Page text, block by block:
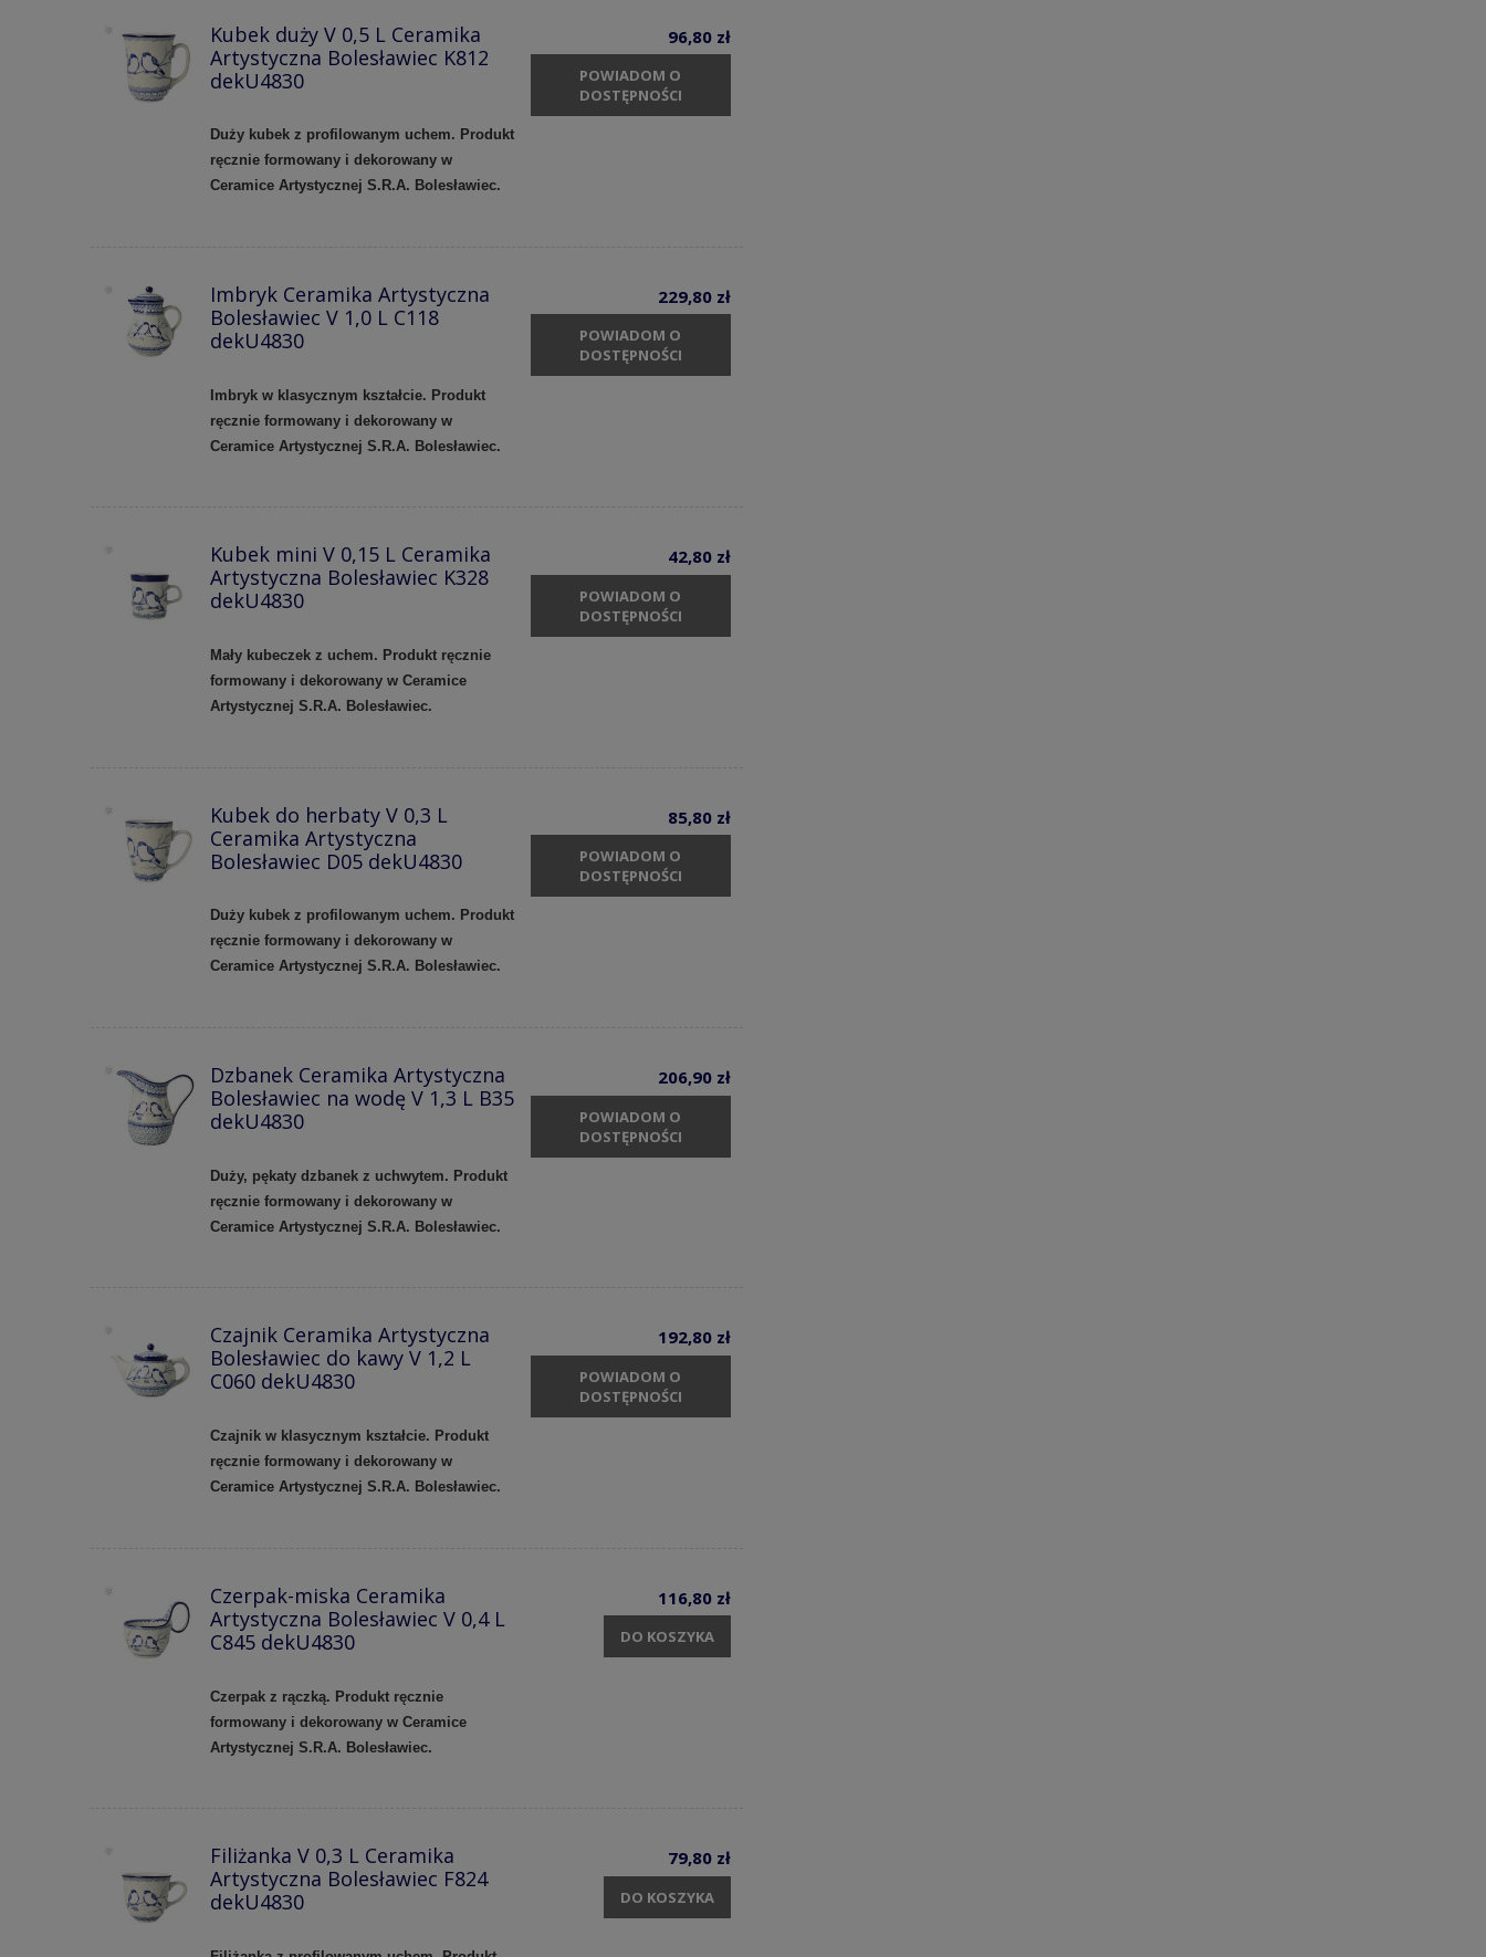
Kubek duży V 0,5 L Ceramika
Artystyczna Bolesławiec K812
dekU4830
Duży kubek z profilowanym uchem. Produkt
ręcznie formowany i dekorowany w
Ceramice Artystycznej S.R.A. Bolesławiec.
96,80 zł
POWIADOM O
DOSTĘPNOŚCI
Imbryk Ceramika Artystyczna
Bolesławiec V 1,0 L C118
dekU4830
Imbryk w klasycznym kształcie. Produkt
ręcznie formowany i dekorowany w
Ceramice Artystycznej S.R.A. Bolesławiec.
229,80 zł
POWIADOM O
DOSTĘPNOŚCI
Kubek mini V 0,15 L Ceramika
Artystyczna Bolesławiec K328
dekU4830
Mały kubeczek z uchem. Produkt ręcznie
formowany i dekorowany w Ceramice
Artystycznej S.R.A. Bolesławiec.
42,80 zł
POWIADOM O
DOSTĘPNOŚCI
Kubek do herbaty V 0,3 L
Ceramika Artystyczna
Bolesławiec D05 dekU4830
Duży kubek z profilowanym uchem. Produkt
ręcznie formowany i dekorowany w
Ceramice Artystycznej S.R.A. Bolesławiec.
85,80 zł
POWIADOM O
DOSTĘPNOŚCI
Dzbanek Ceramika Artystyczna
Bolesławiec na wodę V 1,3 L B35
dekU4830
Duży, pękaty dzbanek z uchwytem. Produkt
ręcznie formowany i dekorowany w
Ceramice Artystycznej S.R.A. Bolesławiec.
206,90 zł
POWIADOM O
DOSTĘPNOŚCI
Czajnik Ceramika Artystyczna
Bolesławiec do kawy V 1,2 L
C060 dekU4830
Czajnik w klasycznym kształcie. Produkt
ręcznie formowany i dekorowany w
Ceramice Artystycznej S.R.A. Bolesławiec.
192,80 zł
POWIADOM O
DOSTĘPNOŚCI
Czerpak-miska Ceramika
Artystyczna Bolesławiec V 0,4 L
C845 dekU4830
Czerpak z rączką. Produkt ręcznie
formowany i dekorowany w Ceramice
Artystycznej S.R.A. Bolesławiec.
116,80 zł
DO KOSZYKA
Filiżanka V 0,3 L Ceramika
Artystyczna Bolesławiec F824
dekU4830
79,80 zł
DO KOSZYKA